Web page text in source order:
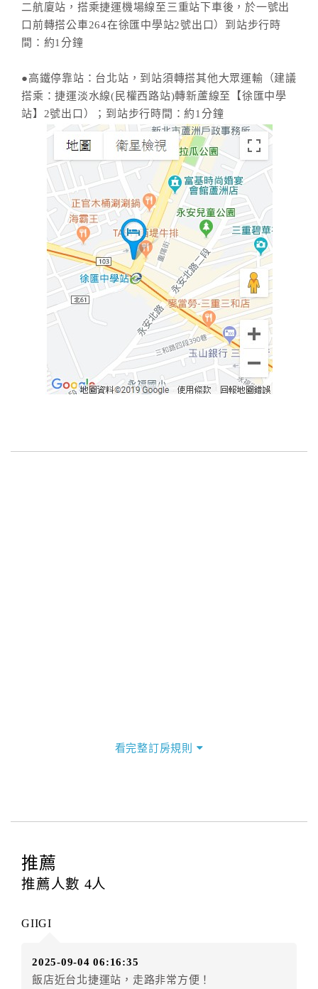
二航廈站，搭乘捷運機場線至三重站下車後，於一號出
口前轉搭公車264在徐匯中學站2號出口）到站步行時
間：約1分鐘
●高鐵停靠站：台北站，到站須轉搭其他大眾運輸（建議
搭乘：捷運淡水線(民權西路站)轉新蘆線至【徐匯中學
站】2號出口）；到站步行時間：約1分鐘
看完整訂房規則
推薦
推薦人數 4人
GIIGI
2025-09-04 06:16:35
飯店近台北捷運站，走路非常方便！